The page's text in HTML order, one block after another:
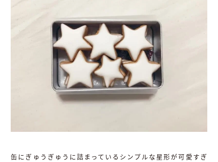
缶にぎゅうぎゅうに詰まっているシンプルな星形が可愛すぎ